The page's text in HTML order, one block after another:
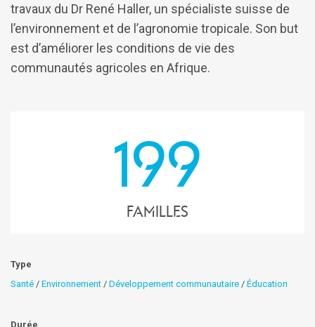
travaux du Dr René Haller, un spécialiste suisse de
l’environnement et de l’agronomie tropicale. Son but
est d’améliorer les conditions de vie des
communautés agricoles en Afrique.
199
familles
Type
Santé / Environnement / Développement communautaire / Éducation
Durée